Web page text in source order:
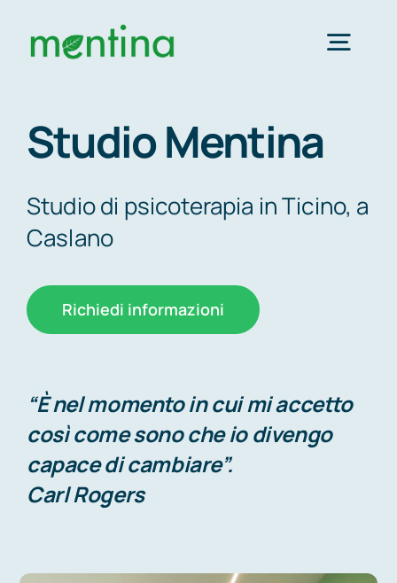
Prestazioni e interventi
Contatti
Studio Mentina
Studio di psicoterapia in Ticino, a
Caslano
Richiedi informazioni
“È nel momento in cui mi accetto
così come sono che io divengo
capace di cambiare”.
Carl Rogers